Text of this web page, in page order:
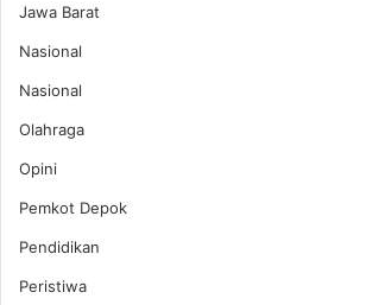
Jawa Barat
Nasional
Nasional
Olahraga
Opini
Pemkot Depok
Pendidikan
Peristiwa